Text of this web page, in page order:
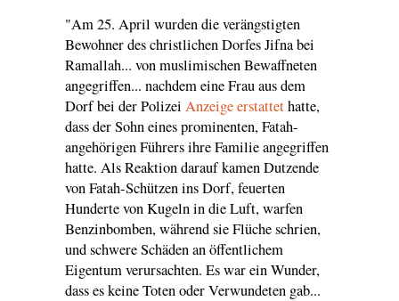
"Am 25. April wurden die verängstigten
Bewohner des christlichen Dorfes Jifna bei
Ramallah... von muslimischen Bewaffneten
angegriffen... nachdem eine Frau aus dem
Dorf bei der Polizei Anzeige erstattethatte,
dass der Sohn eines prominenten, Fatah-
angehörigen Führers ihre Familie angegriffen
hatte. Als Reaktion darauf kamen Dutzende
von Fatah-Schützen ins Dorf, feuerten
Hunderte von Kugeln in die Luft, warfen
Benzinbomben, während sie Flüche schrien,
und schwere Schäden an öffentlichem
Eigentum verursachten. Es war ein Wunder,
dass es keine Toten oder Verwundeten gab...